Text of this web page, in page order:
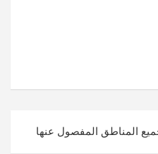
جميع المناطق المفصول عنها